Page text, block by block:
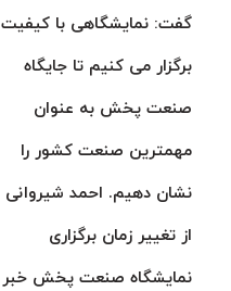
گفت: نمایشگاهی با کیفیت
برگزار می کنیم تا جایگاه
صنعت پخش به عنوان
مهمترین صنعت کشور را
نشان دهیم. احمد شیروانی
از تغییر زمان برگزاری
نمایشگاه صنعت پخش خبر